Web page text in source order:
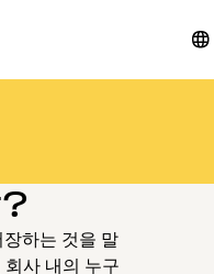
하는 것을 말
사 내의 누구